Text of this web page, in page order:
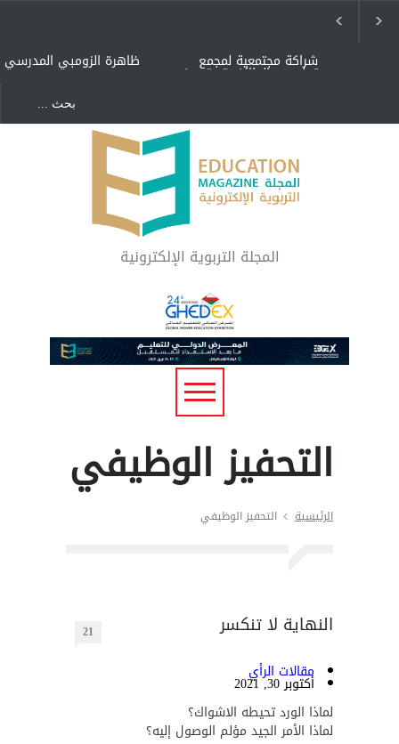
ظاهرة الزومبي المدرسي شراكة مجتمعية لمجمع
تعليمي بالطائف تستهدف
"كنت أنضرب ومافيني إلا
العافية" هل هذا مبرر
لاستمرار أسلوب التربية
المتوارث؟
لماذا تعد برامج توعية الأطفال
بخصوصية الجسد وقاية لا
فضول؟
المجلة التربوية الإلكترونية
التحفيز الوظيفي
الرئيسية التحفيز الوظيفي
النهاية لا تنكسر 21
مقالات الرأي
أكتوبر 30, 2021
لماذا الورد تحيطه الاشواك؟
لماذا الأمر الجيد مؤلم الوصول إليه؟